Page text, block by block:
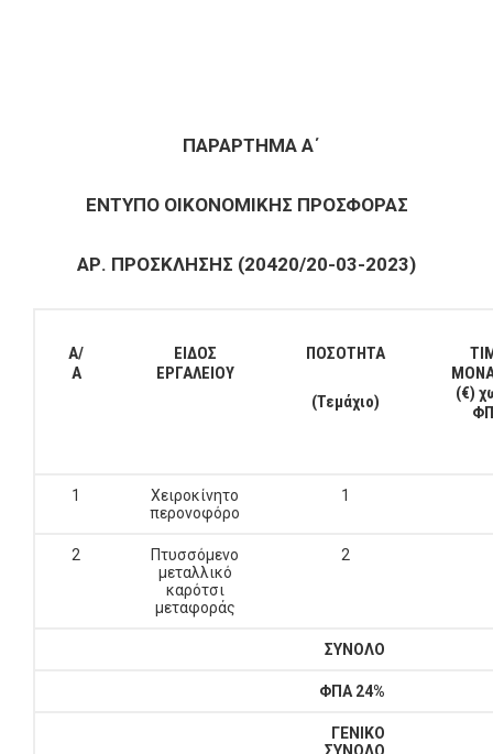
ΠΑΡΑΡΤΗΜΑ Α΄
ΕΝΤΥΠΟ ΟΙΚΟΝΟΜΙΚΗΣ ΠΡΟΣΦΟΡΑΣ
ΑΡ. ΠΡΟΣΚΛΗΣΗΣ (20420/20-03-2023)
Α/
Α
ΕΙΔΟΣ
ΕΡΓΑΛΕΙΟΥ
ΠΟΣΟΤΗΤΑ
(Τεμάχιο)
(€)
1
Χειροκίνητο
περονοφόρο
1
2
Πτυσσόμενο
μεταλλικό
καρότσι
μεταφοράς
2
ΣΥΝΟΛΟ
ΦΠΑ 24%
ΓΕΝΙΚΟ